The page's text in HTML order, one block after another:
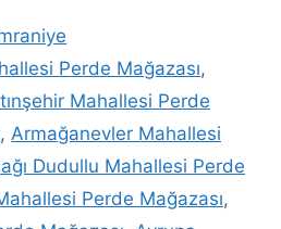
Perde Mağazası,
Mahallesi Perde
, Armağanevler Mahallesi
Dudullu Mahallesi Perde
Perde Mağazası,